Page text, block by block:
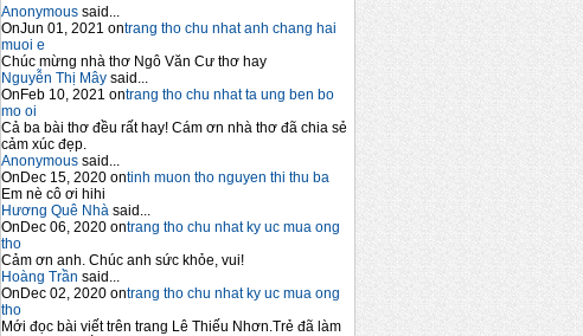
Anonymous said...
OnJun 01, 2021 ontrang tho chu nhat anh chang hai
muoi e
Chúc mừng nhà thơ Ngô Văn Cư thơ hay
Nguyễn Thị Mây said...
OnFeb 10, 2021 ontrang tho chu nhat ta ung ben bo
mo oi
Cả ba bài thơ đều rất hay! Cám ơn nhà thơ đã chia sẻ
cảm xúc đẹp.
Anonymous said...
OnDec 15, 2020 ontinh muon tho nguyen thi thu ba
Em nè cô ơi hihi
Hương Quê Nhà said...
OnDec 06, 2020 ontrang tho chu nhat ky uc mua ong
tho
Cảm ơn anh. Chúc anh sức khỏe, vui!
Hoàng Trần said...
OnDec 02, 2020 ontrang tho chu nhat ky uc mua ong
tho
Mới đọc bài viết trên trang Lê Thiếu Nhơn.Trẻ đã làm